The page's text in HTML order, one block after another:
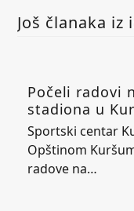
Još članaka
Počeli radovi
stadiona u
Sportski centar
Opštinom
radove na…